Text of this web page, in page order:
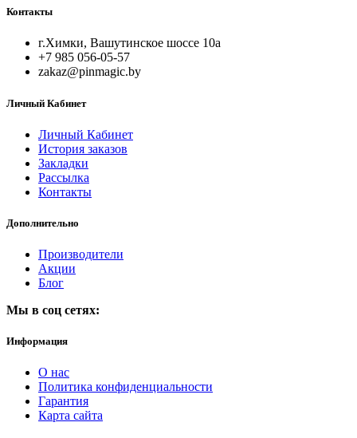
Контакты
г.Химки, Вашутинское шоссе 10а
+7 985 056-05-57
zakaz@pinmagic.by
Личный Кабинет
Личный Кабинет
История заказов
Закладки
Рассылка
Контакты
Дополнительно
Производители
Акции
Блог
Мы в соц сетях:
Информация
О нас
Политика конфиденциальности
Гарантия
Карта сайта